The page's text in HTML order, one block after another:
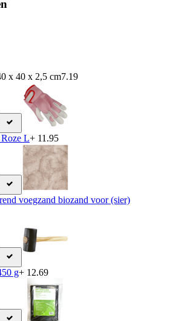
x 40 x 2,5 cm7.19
L+ 11.95
voegzand biozand voor (sier)
g+ 12.69